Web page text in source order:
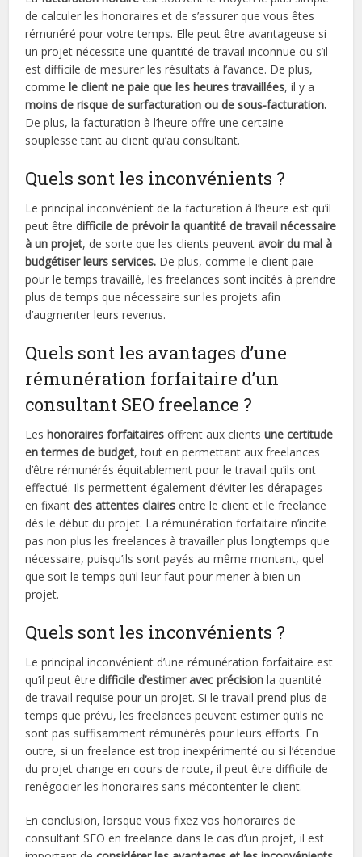
de calculer les honoraires et de s’assurer que vous êtes
rémunéré pour votre temps. Elle peut être avantageuse si
un projet nécessite une quantité de travail inconnue ou s’il
est difficile de mesurer les résultats à l’avance. De plus,
comme le client ne paie que les heures travaillées, il y a
moins de risque de surfacturation ou de sous-facturation.
De plus, la facturation à l’heure offre une certaine
souplesse tant au client qu’au consultant.
Quels sont les inconvénients ?
Le principal inconvénient de la facturation à l’heure est qu’il
peut êtredifficile de prévoir la quantité de travail nécessaire
à un projet, de sorte que les clients peuvent avoir du mal à
budgétiser leurs services. De plus, comme le client paie
pour le temps travaillé, les freelances sont incités à prendre
plus de temps que nécessaire sur les projets afin
d’augmenter leurs revenus.
Quels sont les avantages d’une
rémunération forfaitaire d’un
consultant SEO freelance ?
Les honoraires forfaitairesoffrent aux clientsune certitude
en termes de budget, tout en permettant aux freelances
d’être rémunérés équitablement pour le travail qu’ils ont
effectué. Ils permettent également d’éviter les dérapages
en fixantdes attentes claires entre le client et le freelance
dès le début du projet. La rémunération forfaitaire n’incite
pas non plus les freelances à travailler plus longtemps que
nécessaire, puisqu’ils sont payés au même montant, quel
que soit le temps qu’il leur faut pour mener à bien un
projet.
Quels sont les inconvénients ?
Le principal inconvénient d’une rémunération forfaitaire est
qu’il peut être difficile d’estimer avec précisionla quantité
de travail requise pour un projet. Si le travail prend plus de
temps que prévu, les freelances peuvent estimer qu’ils ne
sont pas suffisamment rémunérés pour leurs efforts. En
outre, si un freelance est trop inexpérimenté ou si l’étendue
du projet change en cours de route, il peut être difficile de
renégocier les honoraires sans mécontenter le client.
En conclusion, lorsque vous fixez vos honoraires de
consultant SEO en freelance dans le cas d’un projet, il est